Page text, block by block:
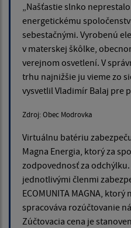
„Našťastie slnko
energetickému
sebestačnými. Vyrobenú
v materskej škôlke,
verejnom osvetlení. V
trhu najnižšie ju vieme zo
vysvetlil Vladimír Balaj pre
Zdroj: Obec Modrovka
Virtuálnu batériu
Magna Energia, ktorý za
zodpovednosť za
jednotlivými členmi
ECOMUNITA MAGNA, ktorý
spracováva rozúčtovanie
Zúčtovacia cena je